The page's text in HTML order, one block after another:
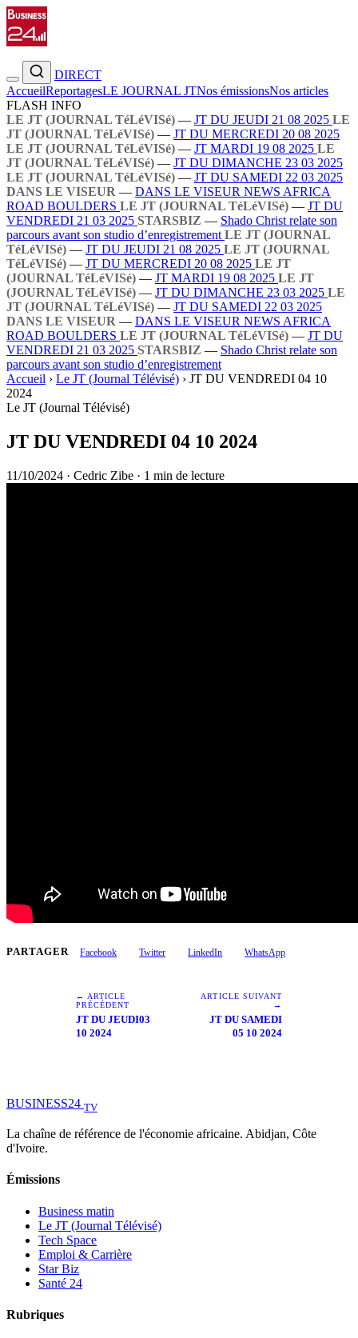
DIRECT
AccueilReportagesLE JOURNAL JTNos émissionsNos articles
FLASH INFO
LE JT (JOURNAL TéLéVISé) — JT DU JEUDI 21 08 2025 LE
JT (JOURNAL TéLéVISé) — JT DU MERCREDI 20 08 2025
LE JT (JOURNAL TéLéVISé) — JT MARDI 19 08 2025 LE
JT (JOURNAL TéLéVISé) — JT DU DIMANCHE 23 03 2025
LE JT (JOURNAL TéLéVISé) — JT DU SAMEDI 22 03 2025
DANS LE VISEUR — DANS LE VISEUR NEWS AFRICA
ROAD BOULDERS LE JT (JOURNAL TéLéVISé) — JT DU
VENDREDI 21 03 2025 STARSBIZ — Shado Christ relate son
parcours avant son studio d’enregistrement LE JT (JOURNAL
TéLéVISé) — JT DU JEUDI 21 08 2025 LE JT (JOURNAL
TéLéVISé) — JT DU MERCREDI 20 08 2025 LE JT
(JOURNAL TéLéVISé) — JT MARDI 19 08 2025 LE JT
(JOURNAL TéLéVISé) — JT DU DIMANCHE 23 03 2025 LE
JT (JOURNAL TéLéVISé) — JT DU SAMEDI 22 03 2025
DANS LE VISEUR — DANS LE VISEUR NEWS AFRICA
ROAD BOULDERS LE JT (JOURNAL TéLéVISé) — JT DU
VENDREDI 21 03 2025 STARSBIZ — Shado Christ relate son
parcours avant son studio d’enregistrement
Accueil › Le JT (Journal Télévisé) › JT DU VENDREDI 04 10
2024
Le JT (Journal Télévisé)
JT DU VENDREDI 04 10 2024
11/10/2024 · Cedric Zibe · 1 min de lecture
PARTAGER Facebook Twitter LinkedIn WhatsApp
← ARTICLE
PRÉCÉDENT
JT DU JEUDI03
10 2024
ARTICLE SUIVANT
→
JT DU SAMEDI
05 10 2024
BUSINESS24 TV
La chaîne de référence de l'économie africaine. Abidjan, Côte
d'Ivoire.
Émissions
Business matin
Le JT (Journal Télévisé)
Tech Space
Emploi & Carrière
Star Biz
Santé 24
Rubriques